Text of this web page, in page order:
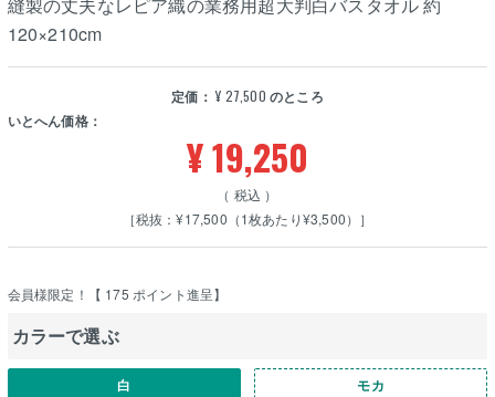
縫製の丈夫なレピア織の業務用超大判白バスタオル 約
120×210cm
定価： ¥ 27,500 のところ
いとへん価格：
¥19,250
税込
［税抜：¥17,500（1枚あたり¥3,500）］
会員様限定！【 175 ポイント進呈】
カラーで選ぶ
白 モカ